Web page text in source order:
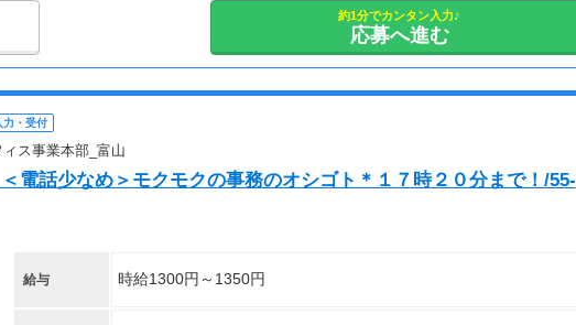
安定した活動を目指す方には、月30〜50時間以上の配信を推奨し
約1分でカンタン入力♪
応募へ進む
力・受付
ス事業本部_富山
＜電話少なめ＞モクモクの事務のオシゴト＊１７時２０分まで！/55-
給与 時給1300円～1350円